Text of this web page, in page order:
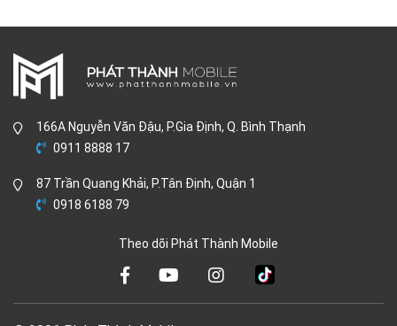
166A Nguyễn Văn Đậu, P.Gia Định, Q. Bình Thạnh
0911 8888 17
87 Trần Quang Khải, P.Tân Định, Quận 1
0918 6188 79
Theo dõi Phát Thành Mobile